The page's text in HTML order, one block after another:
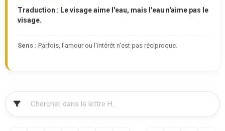
Traduction : Le visage aime l'eau, mais l'eau n'aime pas le
visage.
Sens : Parfois, l'amour ou l'intérêt n'est pas réciproque.